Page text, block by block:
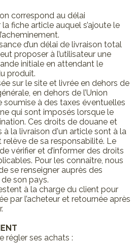
correspond au délai
fiche article auquel s’ajoute le
d’un délai de livraison total
proposer à l’utilisateur une
initiale en attendant le
produit.
sur le site et livrée en dehors de
en dehors de l’Union
soumise à des taxes éventuelles
qui sont imposés lorsque le
Ces droits de douane et
à la livraison d'un article sont à la
relève de sa responsabilité. Le
vérifier et d’informer des droits
Pour les connaître, nous
se renseigner auprès des
son pays.
à la charge du client pour
par l’acheteur et retournée après
régler ses achats :